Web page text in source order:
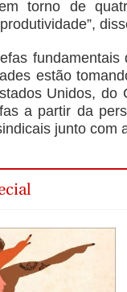
torno de
estão
Unidos,
a partir da
junto com